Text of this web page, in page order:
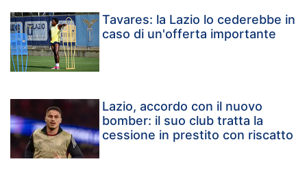
Tavares: la Lazio lo cederebbe in
caso di un'offerta importante
Lazio, accordo con il nuovo
bomber: il suo club tratta la
cessione in prestito con riscatto